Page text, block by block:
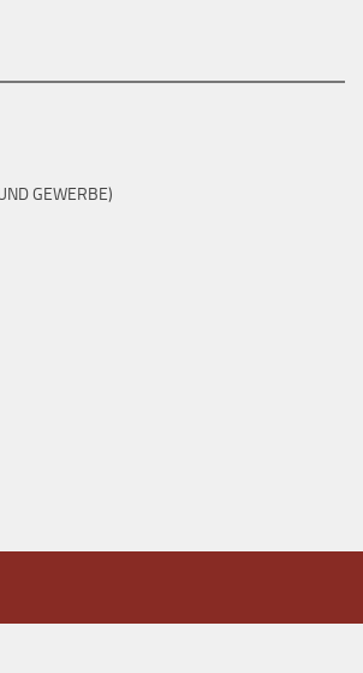
GEWERBE)